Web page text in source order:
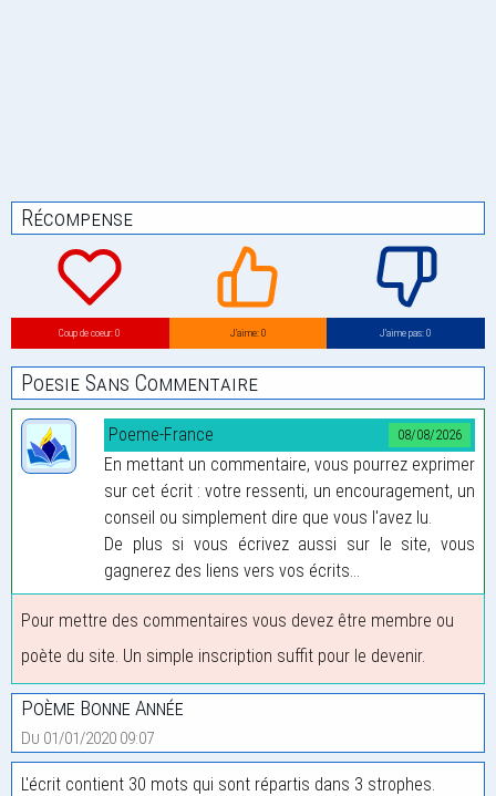
Récompense
Coup de coeur: 0 J’aime: 0 J’aime pas: 0
Poesie Sans Commentaire
08/08/2026
Poeme-France
En mettant un commentaire, vous pourrez exprimer
sur cet écrit : votre ressenti, un encouragement, un
conseil ou simplement dire que vous l'avez lu.
De plus si vous écrivez aussi sur le site, vous
gagnerez des liens vers vos écrits...
Pour mettre des commentaires vous devez être membre ou
poète du site. Un simple inscription suffit pour le devenir.
Poème Bonne Année
Du 01/01/2020 09:07
L'écrit contient 30 mots qui sont répartis dans 3 strophes.